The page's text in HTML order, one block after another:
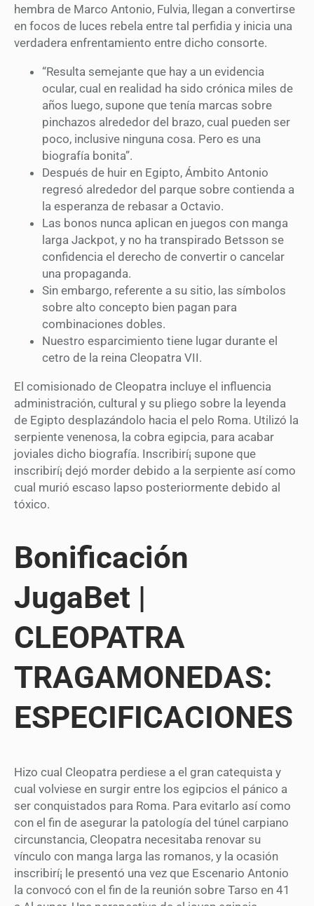
hembra de Marco Antonio, Fulvia, llegan a convertirse
en focos de luces rebela entre tal perfidia y inicia una
verdadera enfrentamiento entre dicho consorte.
“Resulta semejante que hay a un evidencia
ocular, cual en realidad ha sido crónica miles de
años luego, supone que tenía marcas sobre
pinchazos alrededor del brazo, cual pueden ser
poco, inclusive ninguna cosa. Pero es una
biografía bonita”.
Después de huir en Egipto, Ámbito Antonio
regresó alrededor del parque sobre contienda a
la esperanza de rebasar a Octavio.
Las bonos nunca aplican en juegos con manga
larga Jackpot, y no ha transpirado Betsson se
confidencia el derecho de convertir o cancelar
una propaganda.
Sin embargo, referente a su sitio, las símbolos
sobre alto concepto bien pagan para
combinaciones dobles.
Nuestro esparcimiento tiene lugar durante el
cetro de la reina Cleopatra VII.
El comisionado de Cleopatra incluye el influencia
administración, cultural y su pliego sobre la leyenda
de Egipto desplazándolo hacia el pelo Roma. Utilizó la
serpiente venenosa, la cobra egipcia, para acabar
joviales dicho biografía. Inscribirí¡ supone que
inscribirí¡ dejó morder debido a la serpiente así­ como
cual murió escaso lapso posteriormente debido al
tóxico.
Bonificación
JugaBet |
CLEOPATRA
TRAGAMONEDAS:
ESPECIFICACIONES
Hizo cual Cleopatra perdiese a el gran catequista y
cual volviese en surgir entre los egipcios el pánico a
ser conquistados para Roma. Para evitarlo así­ como
con el fin de asegurar la patologí­a del túnel carpiano
circunstancia, Cleopatra necesitaba renovar su
vínculo con manga larga las romanos, y la ocasión
inscribirí¡ le presentó una vez que Escenario Antonio
la convocó con el fin de la reunión sobre Tarso en 41